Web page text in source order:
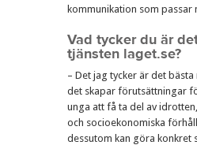
kommunikation som passar
Vad tycker du är
tjänsten laget.se?
– Det jag tycker är det
det skapar förutsättningar
unga att få ta del av
och socioekonomiska
dessutom kan göra konkret